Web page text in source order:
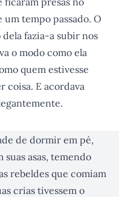
tempo passado. O
fazia-a subir nos
o modo como ela
quem estivesse
coisa. E acordava
de dormir em pé,
asas, temendo
rebeldes que comiam
crias tivessem o